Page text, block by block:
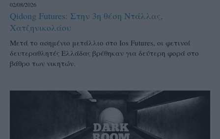
02/08/2026
Qidong Futures: Στην 3η θέση Ντάλλας,
Χατζηνικολάου
Μετά το ασημένιο μετάλλιο στο Ios Futures, οι φετινοί
δευτεραθλητές Ελλάδας βρέθηκαν για δεύτερη φορά στο
βάθρο των νικητών.